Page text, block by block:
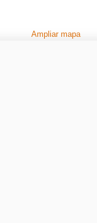
Ampliar mapa